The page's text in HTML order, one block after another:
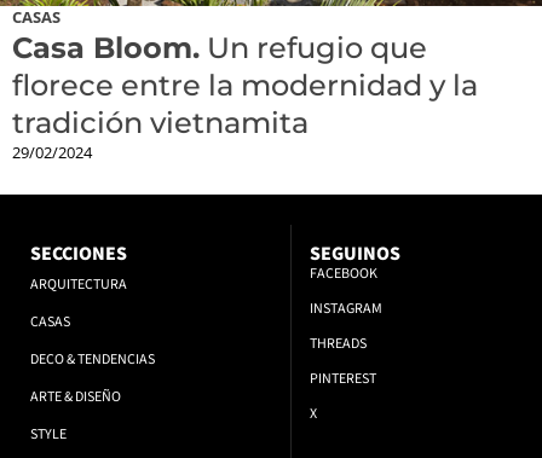
CASAS
Casa Bloom. Un refugio que
florece entre la modernidad y la
tradición vietnamita
29/02/2024
SECCIONES
ARQUITECTURA
CASAS
DECO & TENDENCIAS
ARTE & DISEÑO
STYLE
SEGUINOS
FACEBOOK
INSTAGRAM
THREADS
PINTEREST
X